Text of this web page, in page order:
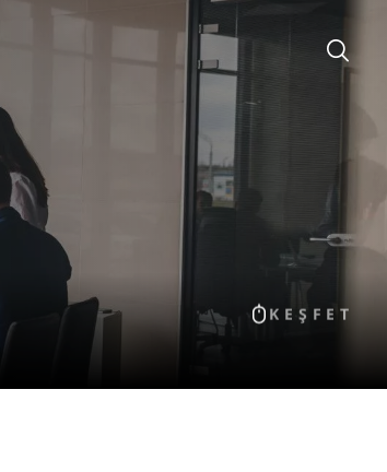
KEŞFET